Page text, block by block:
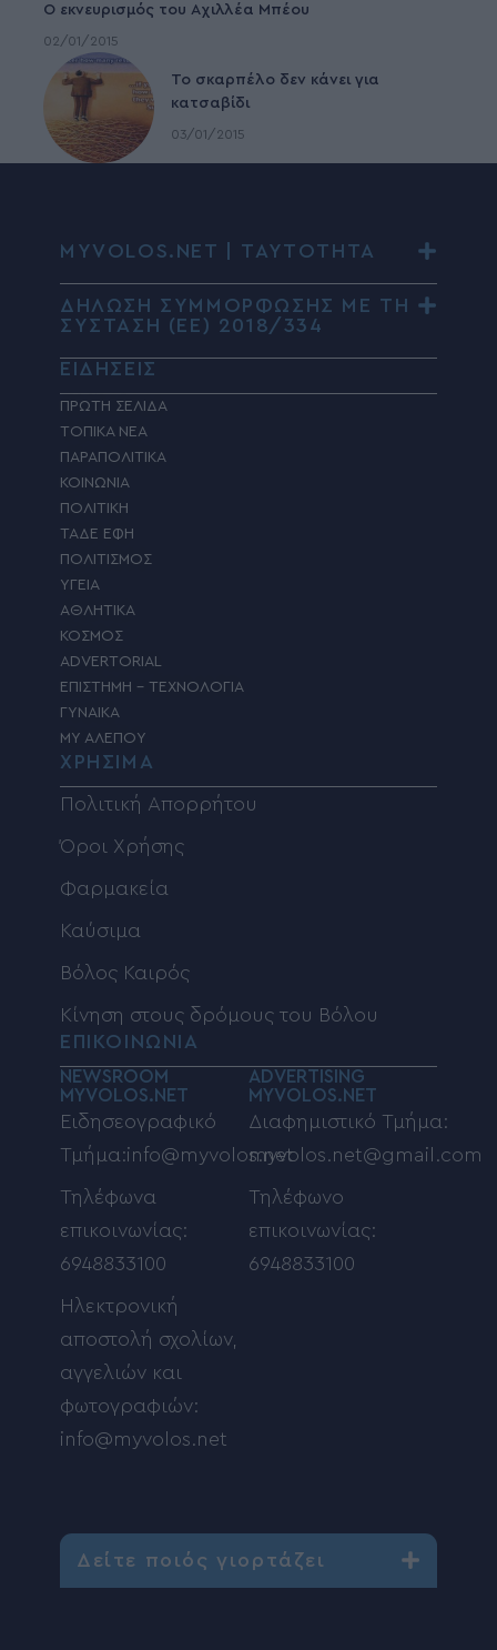
Ο εκνευρισμός του Αχιλλέα Μπέου
02/01/2015
To σκαρπέλο δεν κάνει για
κατσαβίδι
03/01/2015
MYVOLOS.NET | ΤΑΥΤΟΤΗΤΑ
ΔΗΛΩΣΗ ΣΥΜΜΟΡΦΩΣΗΣ ΜΕ ΤΗ
ΣΥΣΤΑΣΗ (ΕΕ) 2018/334
ΕΙΔΗΣΕΙΣ
ΠΡΩΤΗ ΣΕΛΙΔΑ
ΤΟΠΙΚΑ ΝΕΑ
ΠΑΡΑΠΟΛΙΤΙΚΑ
ΚΟΙΝΩΝΙΑ
ΠΟΛΙΤΙΚΗ
ΤΑΔΕ ΕΦΗ
ΠΟΛΙΤΙΣΜΟΣ
ΥΓΕΙΑ
ΑΘΛΗΤΙΚΑ
ΚΟΣΜΟΣ
ADVERTORIAL
ΕΠΙΣΤΗΜΗ – ΤΕΧΝΟΛΟΓΙΑ
ΓΥΝΑΙΚΑ
MY ΑΛΕΠΟΥ
ΧΡΗΣΙΜΑ
Πολιτική Απορρήτου
Όροι Χρήσης
Φαρμακεία
Καύσιμα
Βόλος Καιρός
Κίνηση στους δρόμους του Βόλου
ΕΠΙΚΟΙΝΩΝΙΑ
NEWSROOM
MYVOLOS.NET
Ειδησεογραφικό
Τμήμα:info@myvolos.net
Τηλέφωνα
επικοινωνίας:
6948833100
Ηλεκτρονική
αποστολή σχολίων,
αγγελιών και
φωτογραφιών:
info@myvolos.net
ADVERTISING
MYVOLOS.NET
Διαφημιστικό Τμήμα:
myvolos.net@gmail.com
Τηλέφωνο
επικοινωνίας:
6948833100
Δείτε ποιός γιορτάζει